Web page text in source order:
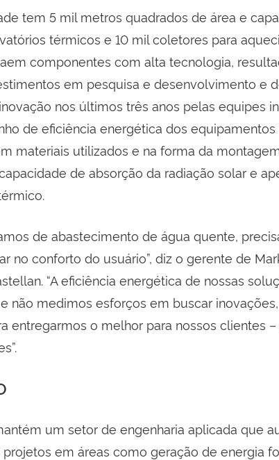
tem 5 mil metros quadrados de área e
térmicos e 10 mil coletores para
componentes com alta tecnologia,
em pesquisa e desenvolvimento e
nos últimos três anos pelas equipes
de eficiência energética dos equipamentos
materiais utilizados e na forma da
de absorção da radiação solar e
de abastecimento de água quente,
no conforto do usuário”, diz o gerente de
“A eficiência energética de nossas
não medimos esforços em buscar
entregarmos o melhor para nossos clientes
um setor de engenharia aplicada que
em áreas como geração de energia